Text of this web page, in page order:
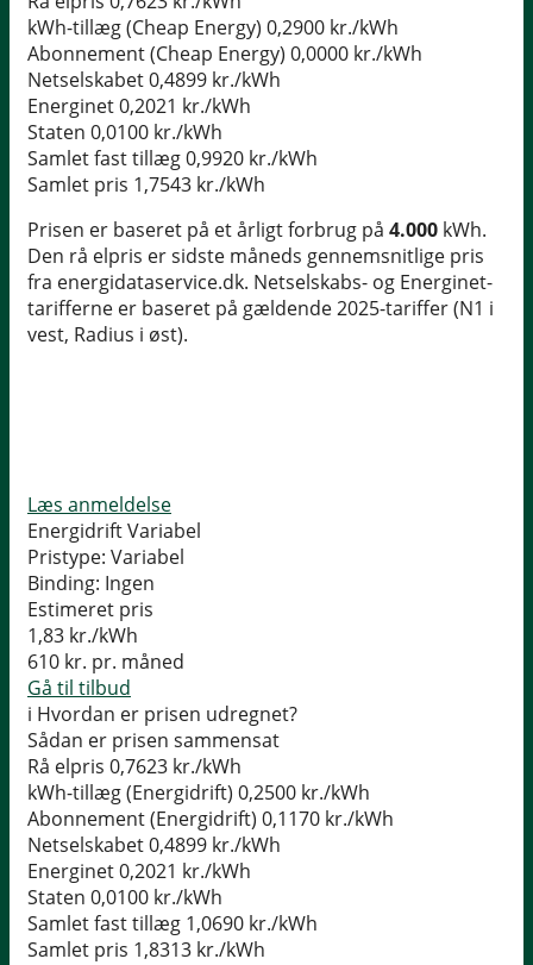
kWh-tillæg (Cheap Energy) 0,2900 kr./kWh
Abonnement (Cheap Energy) 0,0000 kr./kWh
Netselskabet0,4899 kr./kWh
Energinet0,2021 kr./kWh
Staten 0,0100 kr./kWh
Samlet fast tillæg0,9920 kr./kWh
Samlet pris 1,7543 kr./kWh
Prisen er baseret på et årligt forbrug på 4.000 kWh.
Den rå elpris er sidste måneds gennemsnitlige pris
fra energidataservice.dk. Netselskabs- og Energinet-
tarifferne er baseret på gældende 2025-tariffer (N1 i
vest, Radius i øst).
Læs anmeldelse
Energidrift Variabel
Pristype: Variabel
Binding: Ingen
Estimeret pris
1,83 kr./kWh
610 kr. pr. måned
Gå til tilbud
i Hvordan er prisen udregnet?
Sådan er prisen sammensat
Rå elpris 0,7623 kr./kWh
kWh-tillæg (Energidrift) 0,2500 kr./kWh
Abonnement (Energidrift) 0,1170 kr./kWh
Netselskabet0,4899 kr./kWh
Energinet0,2021 kr./kWh
Staten 0,0100 kr./kWh
Samlet fast tillæg 1,0690 kr./kWh
Samlet pris 1,8313 kr./kWh